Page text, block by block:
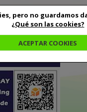
pero no guardamos
¿Qué son las cookies?
ACEPTAR COOKIES